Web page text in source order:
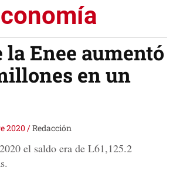
la Enee aumentó
en un
2020/Redacción
el saldo era de L61,125.2